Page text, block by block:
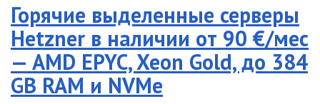
Горячие выделенные серверы
Hetzner в наличии от 90 €/мес
— AMD EPYC, Xeon Gold, до 384
GB RAM и NVMe